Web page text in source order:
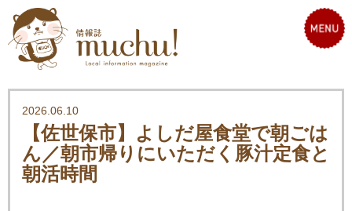
2026.06.10
【佐世保市】よしだ屋食堂で朝ごは
ん／朝市帰りにいただく豚汁定食と
朝活時間